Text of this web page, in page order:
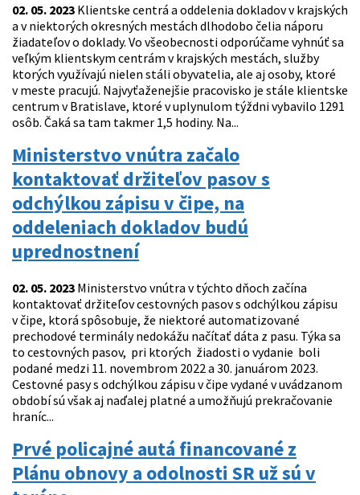
02. 05. 2023 Klientske centrá a oddelenia dokladov v krajských
a v niektorých okresných mestách dlhodobo čelia náporu
žiadateľov o doklady. Vo všeobecnosti odporúčame vyhnúť sa
veľkým klientskym centrám v krajských mestách, služby
ktorých využívajú nielen stáli obyvatelia, ale aj osoby, ktoré
v meste pracujú. Najvyťaženejšie pracovisko je stále klientske
centrum v Bratislave, ktoré v uplynulom týždni vybavilo 1291
osôb. Čaká sa tam takmer 1,5 hodiny. Na...
Ministerstvo vnútra začalo
kontaktovať držiteľov pasov s
odchýlkou zápisu v čipe, na
oddeleniach dokladov budú
uprednostnení
02. 05. 2023 Ministerstvo vnútra v týchto dňoch začína
kontaktovať držiteľov cestovných pasov s odchýlkou zápisu
v čipe, ktorá spôsobuje, že niektoré automatizované
prechodové terminály nedokážu načítať dáta z pasu. Týka sa
to cestovných pasov, pri ktorých žiadosti o vydanie boli
podané medzi 11. novembrom 2022 a 30. januárom 2023.
Cestovné pasy s odchýlkou zápisu v čipe vydané v uvádzanom
období sú však aj naďalej platné a umožňujú prekračovanie
hraníc...
Prvé policajné autá financované z
Plánu obnovy a odolnosti SR už sú v